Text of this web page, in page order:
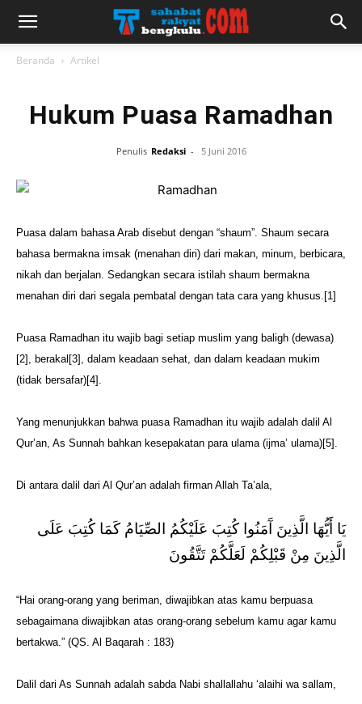
Beranda Artikel
Hukum Puasa Ramadhan
Penulis Redaksi - 5 Juni 2016
Puasa dalam bahasa Arab disebut dengan “shaum”. Shaum secara
bahasa bermakna imsak (menahan diri) dari makan, minum, berbicara,
nikah dan berjalan. Sedangkan secara istilah shaum bermakna
menahan diri dari segala pembatal dengan tata cara yang khusus.[1]
Puasa Ramadhan itu wajib bagi setiap muslim yang baligh (dewasa)
[2], berakal[3], dalam keadaan sehat, dan dalam keadaan mukim
(tidak bersafar)[4].
Yang menunjukkan bahwa puasa Ramadhan itu wajib adalah dalil Al
Qur’an, As Sunnah bahkan kesepakatan para ulama (ijma’ ulama)[5].
Di antara dalil dari Al Qur’an adalah firman Allah Ta’ala,
يَا أَيُّهَا الَّذِينَ آَمَنُوا كُتِبَ عَلَيْكُمُ الصِّيَامُ كَمَا كُتِبَ عَلَى
الَّذِينَ مِنْ قَبْلِكُمْ لَعَلَّكُمْ تَتَّقُونَ
“Hai orang-orang yang beriman, diwajibkan atas kamu berpuasa
sebagaimana diwajibkan atas orang-orang sebelum kamu agar kamu
bertakwa.” (QS. Al Baqarah : 183)
Dalil dari As Sunnah adalah sabda Nabi shallallahu ‘alaihi wa sallam,